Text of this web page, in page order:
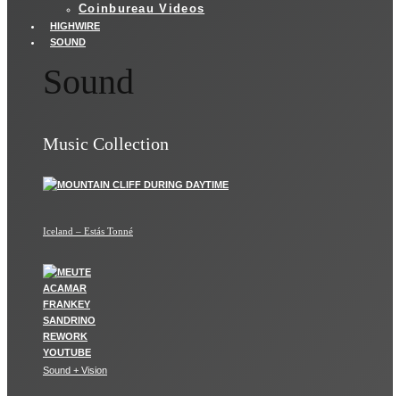
Coinbureau Videos
HIGHWIRE
SOUND
Sound
Music Collection
Iceland – Estás Tonné
Sound + Vision